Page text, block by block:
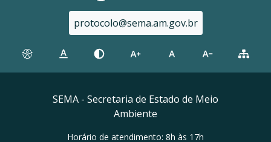
protocolo@sema.am.gov.br
SEMA - Secretaria de Estado de Meio
Ambiente
Horário de atendimento: 8h às 17h